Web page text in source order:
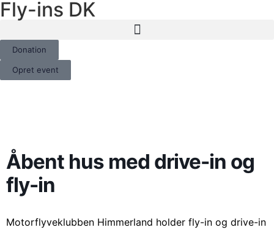
Fly-ins DK
Donation
Opret event
Åbent hus med drive-in og
fly-in
Motorflyveklubben Himmerland holder fly-in og drive-in